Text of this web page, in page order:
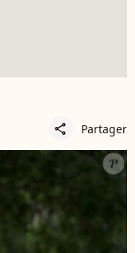
share Partager